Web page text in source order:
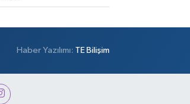
Haber Yazılımı: TE Bilişim